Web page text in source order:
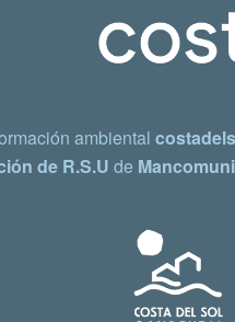
ambiental
de R.S.U de